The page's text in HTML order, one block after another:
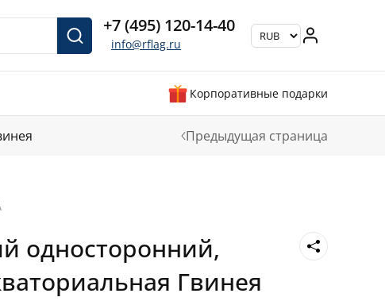
+7 (495) 120-14-40
info@rflag.ru
Корпоративные подарки
Предыдущая страница
односторонний,
Гвинея